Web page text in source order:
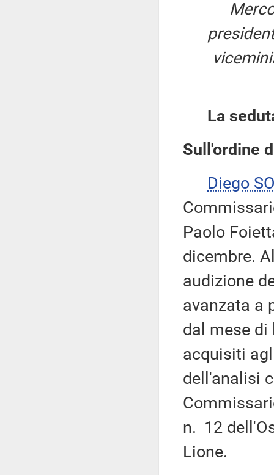
La
Sull'ordine
Diego
Paolo
dicembre.
audizione
avanzata a
dal mese di
acquisiti
dell'analisi
n. 12
Lione.